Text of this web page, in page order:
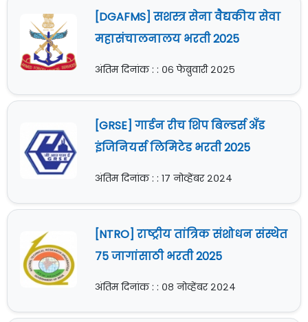
[DGAFMS] सशस्त्र सेना वैद्यकीय सेवा
महासंचालनालय भरती 2025
अंतिम दिनांक : : ०६ फेब्रुवारी २०२५
[GRSE] गार्डन रीच शिप बिल्डर्स अँड
इंजिनियर्स लिमिटेड भरती 2025
अंतिम दिनांक : : १७ नोव्हेंबर २०२४
[NTRO] राष्ट्रीय तांत्रिक संशोधन संस्थेत
75 जागांसाठी भरती 2025
अंतिम दिनांक : : ०८ नोव्हेंबर २०२४